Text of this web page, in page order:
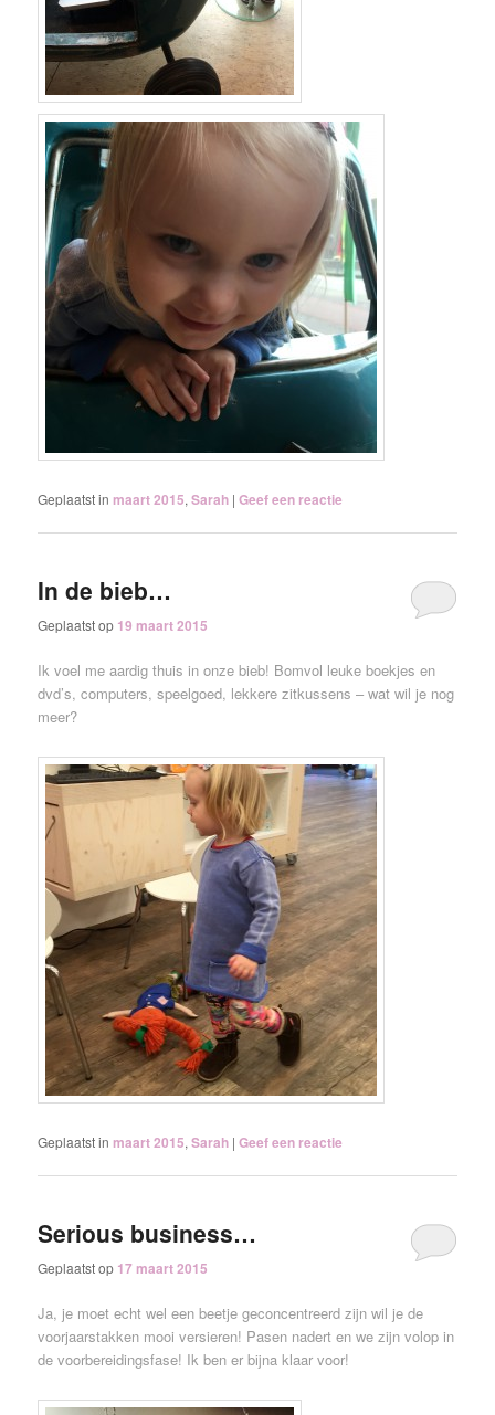
Geplaatst in maart 2015,Sarah |Geef een reactie
In de bieb…
Geplaatst op 19 maart 2015
Ik voel me aardig thuis in onze bieb! Bomvol leuke boekjes en
dvd’s, computers, speelgoed, lekkere zitkussens – wat wil je nog
meer?
Geplaatst in maart 2015,Sarah |Geef een reactie
Serious business…
Geplaatst op 17 maart 2015
Ja, je moet echt wel een beetje geconcentreerd zijn wil je de
voorjaarstakken mooi versieren! Pasen nadert en we zijn volop in
de voorbereidingsfase! Ik ben er bijna klaar voor!